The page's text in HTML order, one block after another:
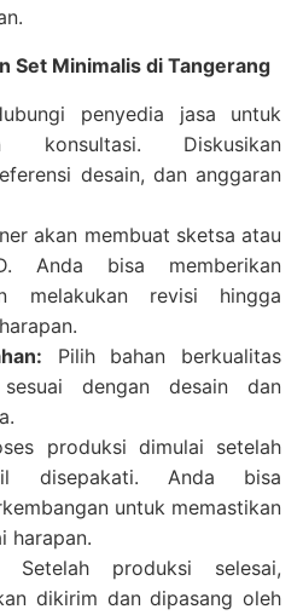
Set Minimalis di Tangerang
penyedia jasa untuk
konsultasi. Diskusikan
desain, dan anggaran
akan membuat sketsa atau
Anda bisa memberikan
melakukan revisi hingga
Pilih bahan berkualitas
dengan desain dan
produksi dimulai setelah
disepakati. Anda bisa
untuk memastikan
harapan.
Setelah produksi selesai,
dikirim dan dipasang oleh